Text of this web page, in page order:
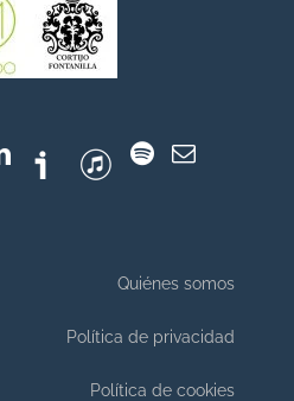
Quiénes somos
Política de privacidad
Política de cookies